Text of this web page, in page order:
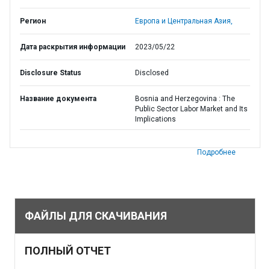
Регион Европа и Центральная Азия,
Дата раскрытия информации 2023/05/22
Disclosure Status Disclosed
Название документа
Bosnia and Herzegovina : The
Public Sector Labor Market and Its
Implications
Подробнее
ФАЙЛЫ ДЛЯ СКАЧИВАНИЯ
ПОЛНЫЙ ОТЧЕТ